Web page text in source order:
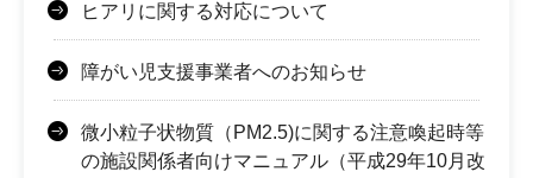
ヒアリに関する対応について
障がい児支援事業者へのお知らせ
微小粒子状物質（PM2.5)に関する注意喚起時等
の施設関係者向けマニュアル（平成29年10月改